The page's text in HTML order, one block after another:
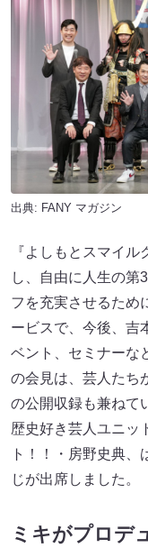
出典: FANY マガジン
『よしもとスマイ
し、自由に人生の第
フを充実させるため
ービスで、今後、吉
ベント、セミナーな
の会見は、芸人たち
の公開収録も兼ねて
歴史好き芸人ユニッ
ト！！・房野史典、
じが出席しました。
ミキがプロデ